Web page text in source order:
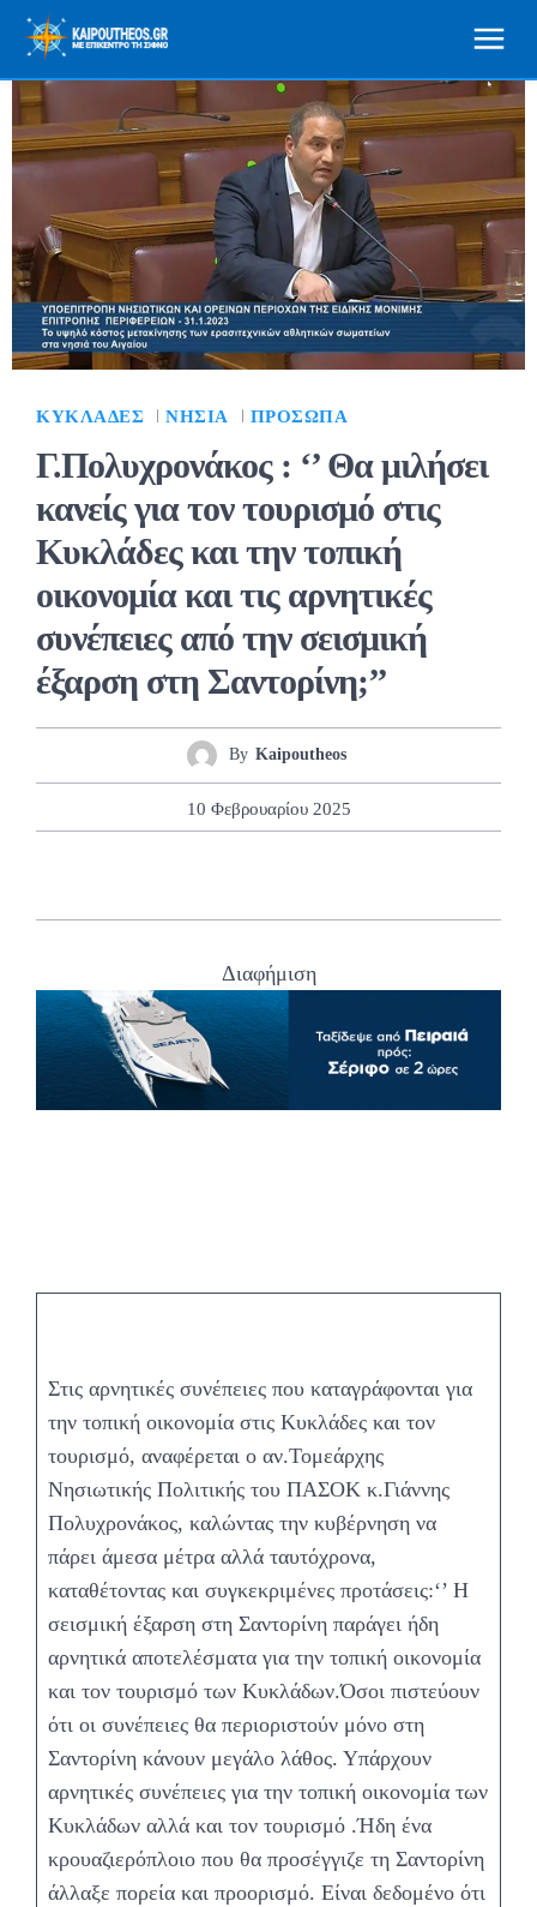
ΚΥΚΛΆΔΕΣ ΝΗΣΙΆ ΠΡΌΣΩΠΑ
Γ.Πολυχρονάκος : ‘’ Θα μιλήσει
κανείς για τον τουρισμό στις
Κυκλάδες και την τοπική
οικονομία και τις αρνητικές
συνέπειες από την σεισμική
έξαρση στη Σαντορίνη;’’
By Kaipoutheos
10 Φεβρουαρίου 2025
Διαφήμιση
Στις αρνητικές συνέπειες που καταγράφονται για
την τοπική οικονομία στις Κυκλάδες και τον
τουρισμό, αναφέρεται ο αν.Τομεάρχης
Νησιωτικής Πολιτικής του ΠΑΣΟΚ κ.Γιάννης
Πολυχρονάκος, καλώντας την κυβέρνηση να
πάρει άμεσα μέτρα αλλά ταυτόχρονα,
καταθέτοντας και συγκεκριμένες προτάσεις:‘’ Η
σεισμική έξαρση στη Σαντορίνη παράγει ήδη
αρνητικά αποτελέσματα για την τοπική οικονομία
και τον τουρισμό των Κυκλάδων.Όσοι πιστεύουν
ότι οι συνέπειες θα περιοριστούν μόνο στη
Σαντορίνη κάνουν μεγάλο λάθος. Υπάρχουν
αρνητικές συνέπειες για την τοπική οικονομία των
Κυκλάδων αλλά και τον τουρισμό .Ήδη ένα
κρουαζιερόπλοιο που θα προσέγγιζε τη Σαντορίνη
άλλαξε πορεία και προορισμό. Είναι δεδομένο ότι